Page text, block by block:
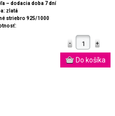
– dodacia doba 7 dní
zlatá
striebro 925/1000